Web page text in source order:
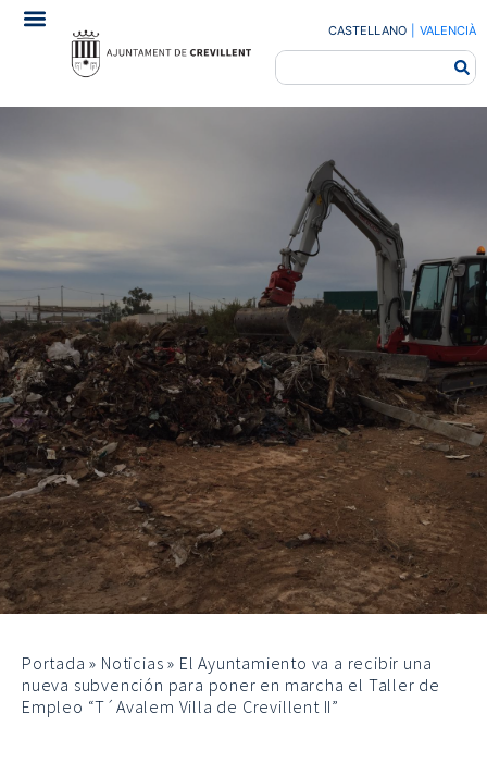
CASTELLANO VALENCIÀ
Portada » Noticias » El Ayuntamiento va a recibir una
nueva subvención para poner en marcha el Taller de
Empleo “T´Avalem Villa de Crevillent II”